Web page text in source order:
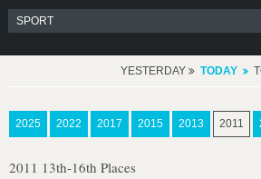
YESTERDAY TODAY
2025 2022 2017 2015 2013 2011
2011 13th-16th Places